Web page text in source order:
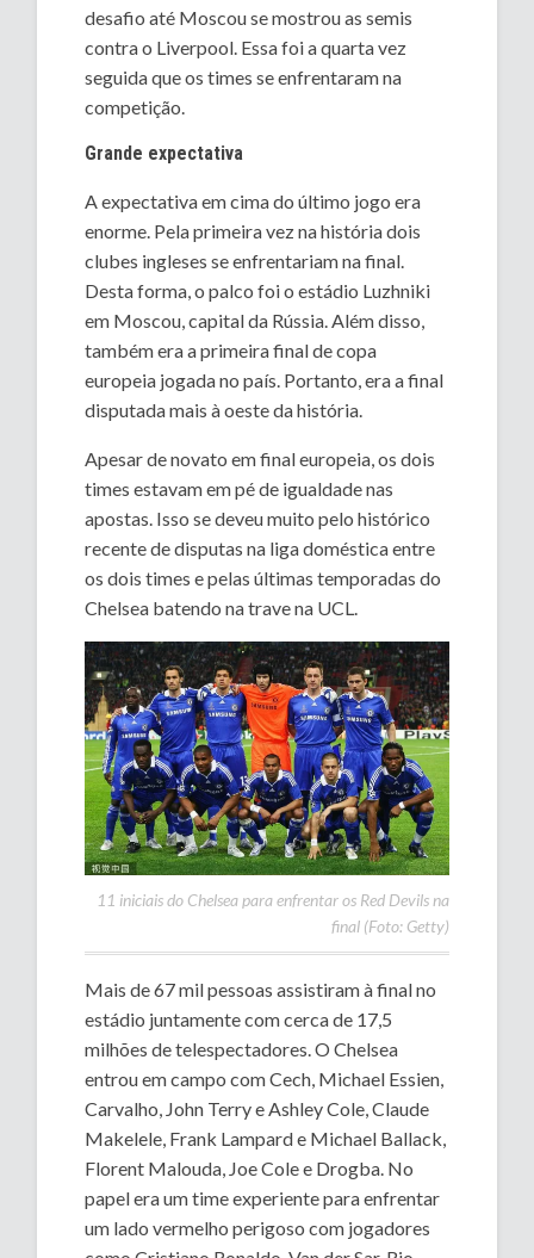
desafio até Moscou se mostrou as semis
contra o Liverpool. Essa foi a quarta vez
seguida que os times se enfrentaram na
competição.
Grande expectativa
A expectativa em cima do último jogo era
enorme. Pela primeira vez na história dois
clubes ingleses se enfrentariam na final.
Desta forma, o palco foi o estádio Luzhniki
em Moscou, capital da Rússia. Além disso,
também era a primeira final de copa
europeia jogada no país. Portanto, era a final
disputada mais à oeste da história.
Apesar de novato em final europeia, os dois
times estavam em pé de igualdade nas
apostas. Isso se deveu muito pelo histórico
recente de disputas na liga doméstica entre
os dois times e pelas últimas temporadas do
Chelsea batendo na trave na UCL.
11 iniciais do Chelsea para enfrentar os Red Devils na
final (Foto: Getty)
Mais de 67 mil pessoas assistiram à final no
estádio juntamente com cerca de 17,5
milhões de telespectadores. O Chelsea
entrou em campo com Cech, Michael Essien,
Carvalho, John Terry e Ashley Cole, Claude
Makelele, Frank Lampard e Michael Ballack,
Florent Malouda, Joe Cole e Drogba. No
papel era um time experiente para enfrentar
um lado vermelho perigoso com jogadores